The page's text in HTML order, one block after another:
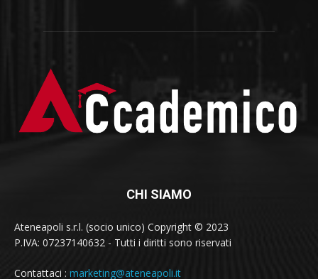
CHI SIAMO
Ateneapoli s.r.l. (socio unico) Copyright © 2023
P.IVA: 07237140632 - Tutti i diritti sono riservati
Contattaci : marketing@ateneapoli.it